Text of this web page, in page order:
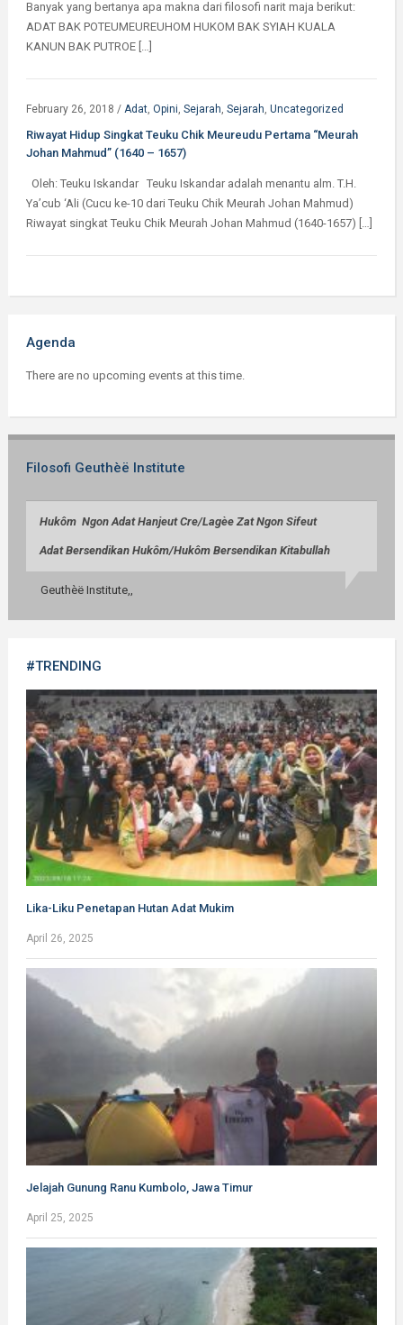
Banyak yang bertanya apa makna dari filosofi narit maja berikut:
ADAT BAK POTEUMEUREUHOM HUKOM BAK SYIAH KUALA
KANUN BAK PUTROE […]
February 26, 2018 / Adat, Opini, Sejarah, Sejarah, Uncategorized
Riwayat Hidup Singkat Teuku Chik Meureudu Pertama “Meurah
Johan Mahmud” (1640 – 1657)
Oleh: Teuku Iskandar Teuku Iskandar adalah menantu alm. T.H.
Ya’cub ‘Ali (Cucu ke-10 dari Teuku Chik Meurah Johan Mahmud)
Riwayat singkat Teuku Chik Meurah Johan Mahmud (1640-1657) […]
Agenda
There are no upcoming events at this time.
Filosofi Geuthèë Institute
Hukôm Ngon Adat Hanjeut Cre/Lagèe Zat Ngon Sifeut
Adat Bersendikan Hukôm/Hukôm Bersendikan Kitabullah
Geuthèë Institute,,
#TRENDING
Lika-Liku Penetapan Hutan Adat Mukim
April 26, 2025
Jelajah Gunung Ranu Kumbolo, Jawa Timur
April 25, 2025